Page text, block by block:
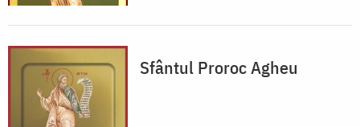
Sfântul Proroc Agheu